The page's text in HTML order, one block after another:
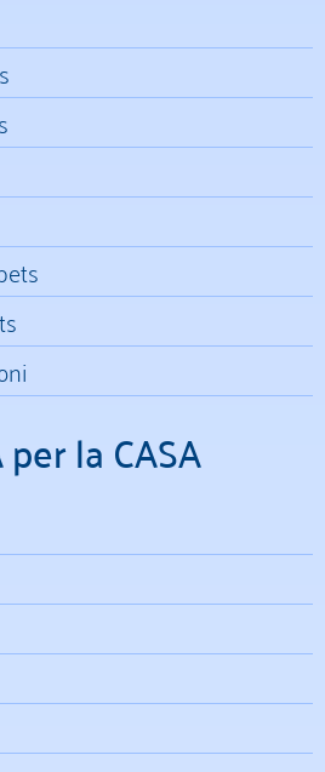
la CASA